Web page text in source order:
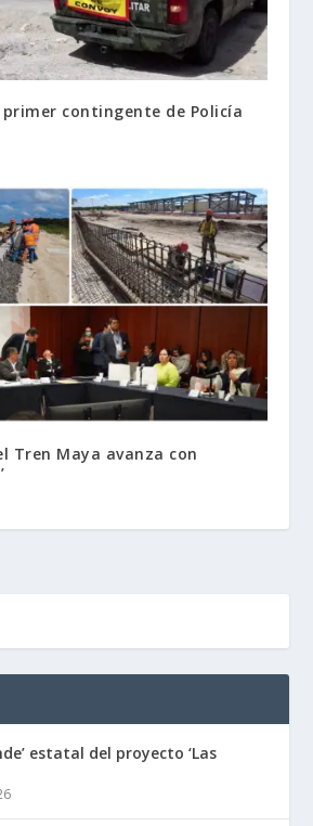
primer contingente de Policía
Tren Maya avanza con
estatal del proyecto ‘Las